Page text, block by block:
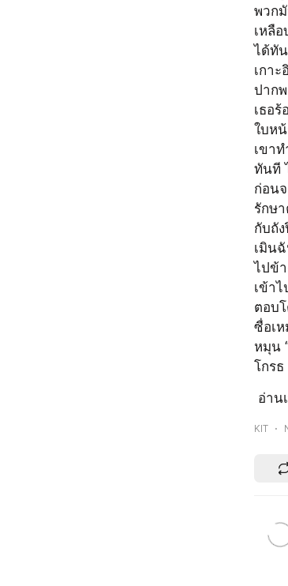
พวก
เหลื
ได้ทั
เกา
ปาก
เธอ
ใบห
เขา
ทันที
ก่อน
รักษ
กับถั
เมิน
ไปข้
เข้า
ตอบ
ซื่อเ
หมุน
โกรธ
อ่าน
KIT